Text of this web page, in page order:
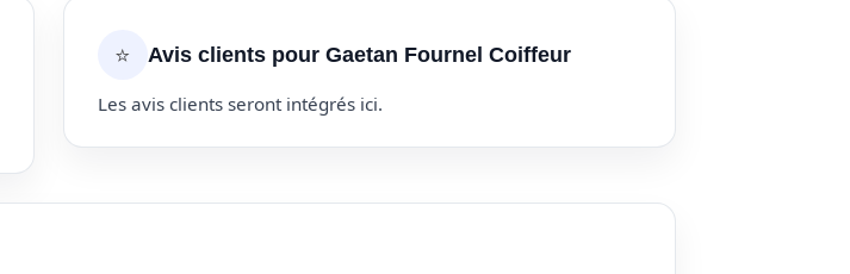
⭐ Avis clients pour Gaetan Fournel Coiffeur
Les avis clients seront intégrés ici.